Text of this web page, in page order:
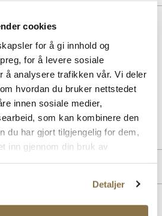
cookies
for å gi innhold og
for å levere sosiale
å analysere trafikken vår. Vi deler
hvordan du bruker nettstedet
innen sosiale medier,
som kan kombinere den
du har gjort tilgjengelig for dem,
inn gjennom din bruk av
Detaljer
sandal med en god fotseng og
Denne modellen har overdel i forskjellige
sporty, myk og komfortabel. Sandalen